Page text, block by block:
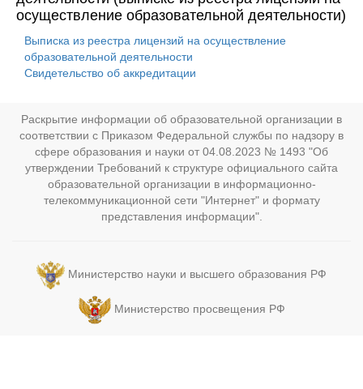
осуществление образовательной деятельности)
Выписка из реестра лицензий на осуществление
образовательной деятельности
Свидетельство об аккредитации
Раскрытие информации об образовательной организации в
соответствии с Приказом Федеральной службы по надзору в
сфере образования и науки от 04.08.2023 № 1493 "Об
утверждении Требований к структуре официального сайта
образовательной организации в информационно-
телекоммуникационной сети "Интернет" и формату
представления информации".
Министерство науки и высшего образования РФ
Министерство просвещения РФ